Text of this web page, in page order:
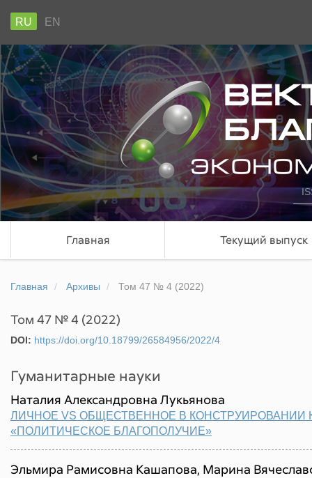
RU EN
Главная Текущий выпуск
Главная Архивы Том 47 № 4 (2022)
Том 47 № 4 (2022)
DOI: https://doi.org/10.18799/26584956/2022/4
Гуманитарные науки
Наталия Александровна Лукьянова
ЛИЧНОЕ VS ОБЩЕСТВЕННОЕ В КОНСТРУИРОВАНИИ
«ПОЛИТИЧЕСКОЕ БЛАГОПОЛУЧИЕ»
Эльмира Рамисовна Кашапова, Марина